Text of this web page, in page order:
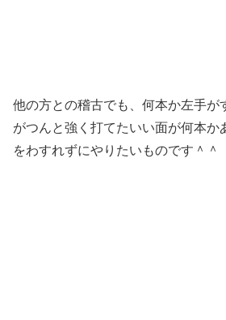
他の方との稽古でも、何本か左手が
がつんと強く打てたいい面が何本か
をわすれずにやりたいものです＾＾